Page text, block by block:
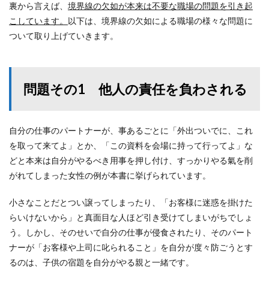
裏から言えば、 境界線の欠如が本来は不要な職場の問題を引き起
こしています。 以下は、境界線の欠如による職場の様々な問題に
ついて取り上げていきます。
問題その1 他人の責任を負わされる
自分の仕事のパートナーが、事あるごとに「外出ついでに、これ
を取って来てよ」とか、「この資料を会場に持って行ってよ」な
どと本来は自分がやるべき用事を押し付け、すっかりやる氣を削
がれてしまった女性の例が本書に挙げられています。
小さなことだとつい譲ってしまったり、「お客様に迷惑を掛けた
らいけないから」と真面目な人ほど引き受けてしまいがちでしょ
う。しかし、そのせいで自分の仕事が侵食されたり、そのパート
ナーが「お客様や上司に叱られること」を自分が度々防ごうとす
るのは、子供の宿題を自分がやる親と一緒です。